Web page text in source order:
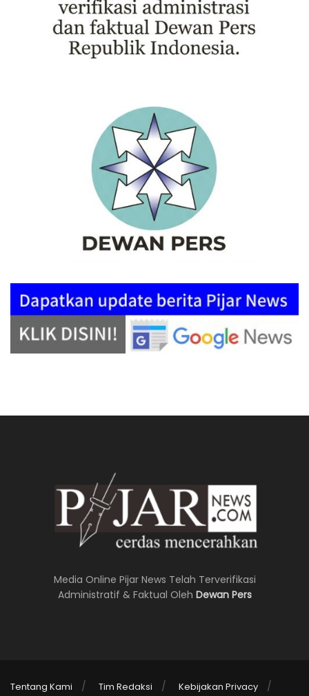
Media Online Pijar News Telah Terverifikasi
Administratif & Faktual Oleh Dewan Pers
Tentang Kami Tim Redaksi
Kebijakan Privacy